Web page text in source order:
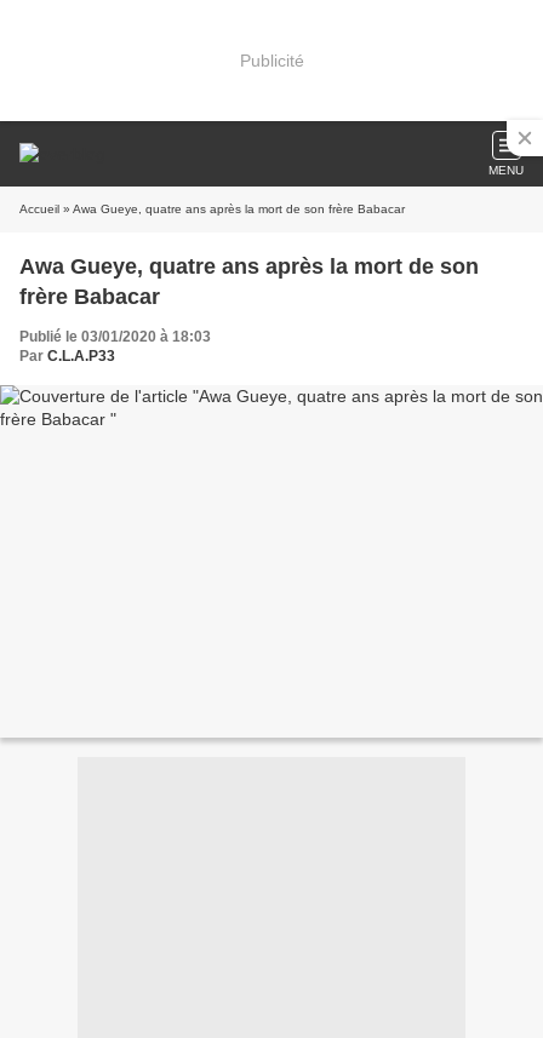
Publicité
MENU
Accueil » Awa Gueye, quatre ans après la mort de son frère Babacar
Awa Gueye, quatre ans après la mort de son
frère Babacar
Publié le 03/01/2020 à 18:03
Par C.L.A.P33